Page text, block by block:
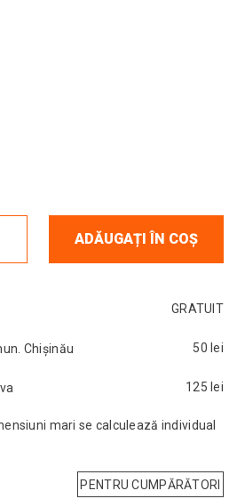
ADĂUGAȚI ÎN COȘ
GRATUIT
Chișinău 50 lei
125 lei
mari se calculează individual
PENTRU CUMPĂRĂTORI